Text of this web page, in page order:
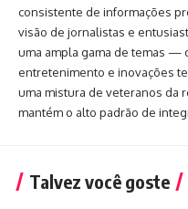
consistente de informações
visão de jornalistas e
uma ampla gama de temas —
entretenimento e inovações
uma mistura de veteranos da
mantém o alto padrão de
Talvez você goste